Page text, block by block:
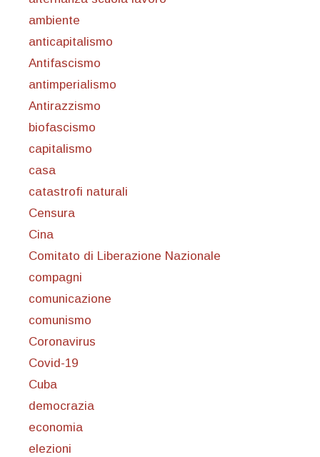
ambiente
anticapitalismo
Antifascismo
antimperialismo
Antirazzismo
biofascismo
capitalismo
casa
catastrofi naturali
Censura
Cina
Comitato di Liberazione Nazionale
compagni
comunicazione
comunismo
Coronavirus
Covid-19
Cuba
democrazia
economia
elezioni